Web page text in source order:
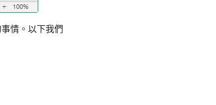
情。以下我們